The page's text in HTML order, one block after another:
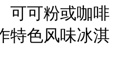
可可粉或咖啡
特色风味冰淇